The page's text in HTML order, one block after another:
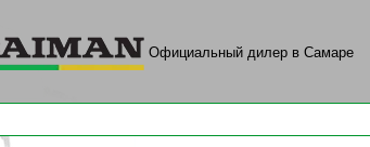
Официальный дилер в Самаре